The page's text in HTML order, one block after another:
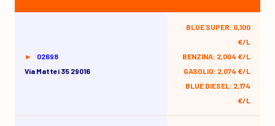
02698
Via Mattei 35 29016
BLUE SUPER: 0,100
€/L
BENZINA: 2,004 €/L
GASOLIO: 2,074 €/L
BLUE DIESEL: 2,174
€/L